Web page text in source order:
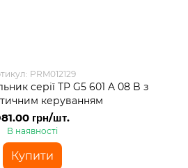
PRM012129
серії TP G5 601 A 08 B з
керуванням
грн/шт.
В наявності
Купити